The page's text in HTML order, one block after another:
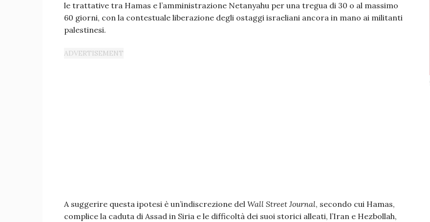
le trattative tra Hamas e l’amministrazione Netanyahu per una tregua di 30 o al massimo
60 giorni, con la contestuale liberazione degli ostaggi israeliani ancora in mano ai militanti
palestinesi.
A suggerire questa ipotesi è un’indiscrezione del Wall Street Journal, secondo cui Hamas,
complice la caduta di Assad in Siria e le difficoltà dei suoi storici alleati, l’Iran e Hezbollah,